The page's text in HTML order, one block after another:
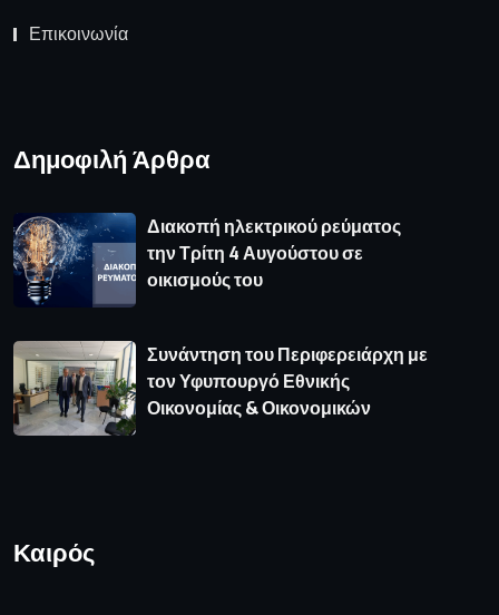
Επικοινωνία
Δημοφιλή Άρθρα
Διακοπή ηλεκτρικού ρεύματος
την Τρίτη 4 Αυγούστου σε
οικισμούς του
Συνάντηση του Περιφερειάρχη με
τον Υφυπουργό Εθνικής
Οικονομίας & Οικονομικών
Καιρός